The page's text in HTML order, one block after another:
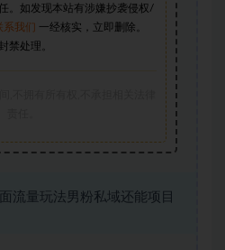
。如发现本站有涉嫌抄袭侵权/
系我们 一经核实，立即删除。
禁处理。
流量玩法男粉私域还能项目